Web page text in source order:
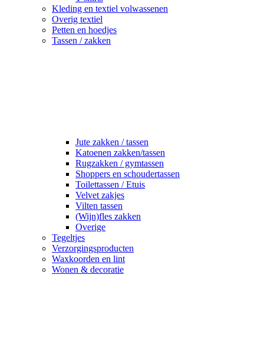
Kleding en textiel volwassenen
Overig textiel
Petten en hoedjes
Tassen / zakken
Jute zakken / tassen
Katoenen zakken/tassen
Rugzakken / gymtassen
Shoppers en schoudertassen
Toilettassen / Etuis
Velvet zakjes
Vilten tassen
(Wijn)fles zakken
Overige
Tegeltjes
Verzorgingsproducten
Waxkoorden en lint
Wonen & decoratie